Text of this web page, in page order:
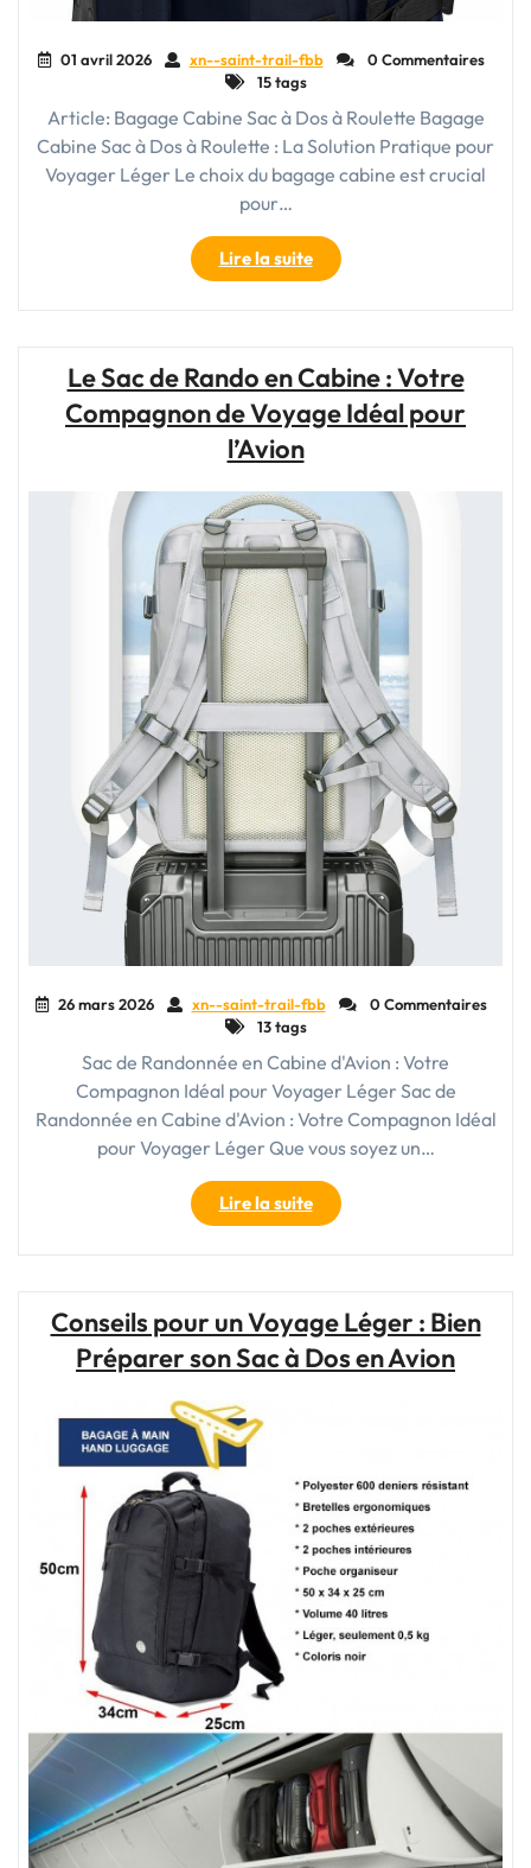
01 avril 2026 xn--saint-trail-fbb
0 Commentaires
15 tags
Article: Bagage Cabine Sac à Dos à Roulette Bagage
Cabine Sac à Dos à Roulette : La Solution Pratique pour
Voyager Léger Le choix du bagage cabine est crucial
pour…
Lire la suite"Le
Sac
à
Roulette
:
Idéal
pour
le
Bagage
Cabine"
Le Sac de Rando en Cabine : Votre
Compagnon de Voyage Idéal pour
l’Avion
26 mars 2026 xn--saint-trail-fbb
0 Commentaires
13 tags
Sac de Randonnée en Cabine d'Avion : Votre
Compagnon Idéal pour Voyager Léger Sac de
Randonnée en Cabine d'Avion : Votre Compagnon Idéal
pour Voyager Léger Que vous soyez un…
Lire la suite"Le
Sac
de
Cabine
:
Idéal
pour
l’Avion"
Conseils pour un Voyage Léger : Bien
Préparer son Sac à Dos en Avion